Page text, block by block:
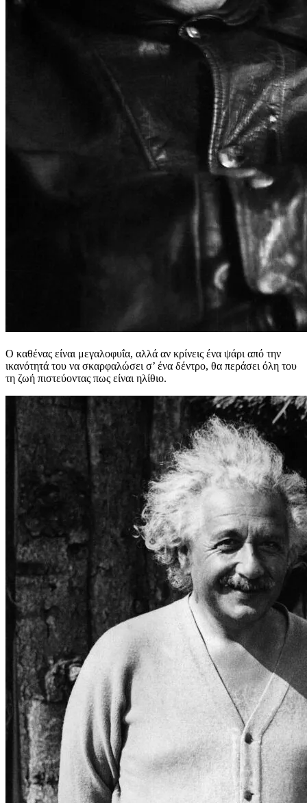
Ο καθένας είναι μεγαλοφυΐα, αλλά αν κρίνεις ένα ψάρι από την
ικανότητά του να σκαρφαλώσει σ’ ένα δέντρο, θα περάσει όλη του
τη ζωή πιστεύοντας πως είναι ηλίθιο.